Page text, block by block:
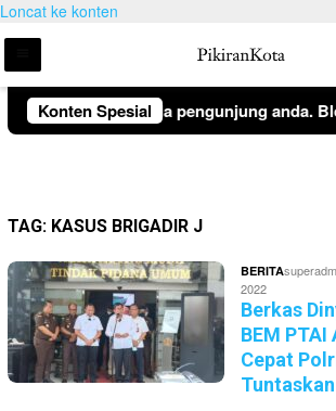
Loncat ke konten
Konten Spesialkepada pengunjung anda.
TAG: KASUS BRIGADIR J
BERITA
2022
Berkas
BEM
Cepat